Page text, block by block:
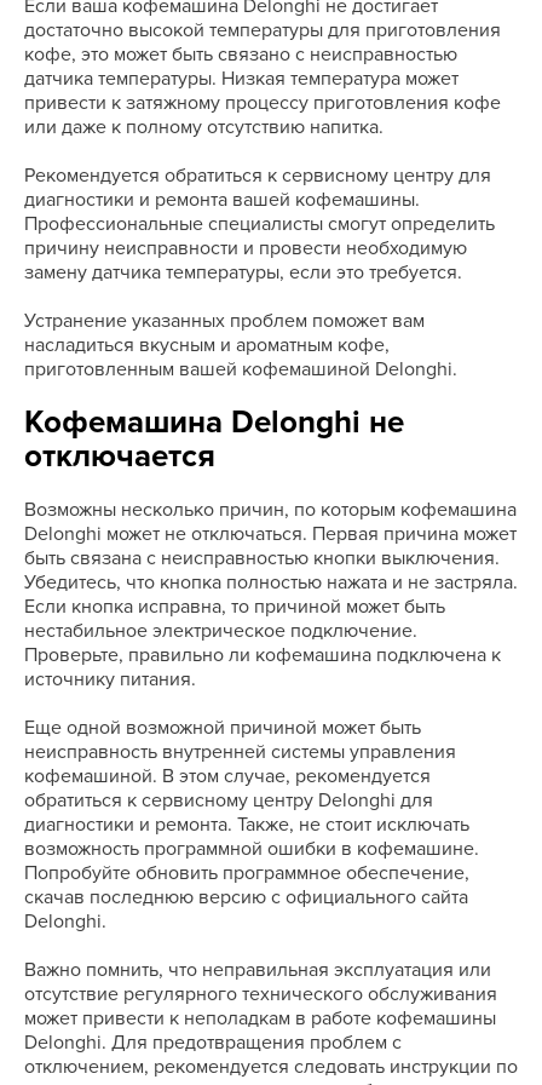
Если ваша кофемашина Delonghi не достигает
достаточно высокой температуры для приготовления
кофе, это может быть связано с неисправностью
датчика температуры. Низкая температура может
привести к затяжному процессу приготовления кофе
или даже к полному отсутствию напитка.
Рекомендуется обратиться к сервисному центру для
диагностики и ремонта вашей кофемашины.
Профессиональные специалисты смогут определить
причину неисправности и провести необходимую
замену датчика температуры, если это требуется.
Устранение указанных проблем поможет вам
насладиться вкусным и ароматным кофе,
приготовленным вашей кофемашиной Delonghi.
Кофемашина Delonghi не
отключается
Возможны несколько причин, по которым кофемашина
Delonghi может не отключаться. Первая причина может
быть связана с неисправностью кнопки выключения.
Убедитесь, что кнопка полностью нажата и не застряла.
Если кнопка исправна, то причиной может быть
нестабильное электрическое подключение.
Проверьте, правильно ли кофемашина подключена к
источнику питания.
Еще одной возможной причиной может быть
неисправность внутренней системы управления
кофемашиной. В этом случае, рекомендуется
обратиться к сервисному центру Delonghi для
диагностики и ремонта. Также, не стоит исключать
возможность программной ошибки в кофемашине.
Попробуйте обновить программное обеспечение,
скачав последнюю версию с официального сайта
Delonghi.
Важно помнить, что неправильная эксплуатация или
отсутствие регулярного технического обслуживания
может привести к неполадкам в работе кофемашины
Delonghi. Для предотвращения проблем с
отключением, рекомендуется следовать инструкции по